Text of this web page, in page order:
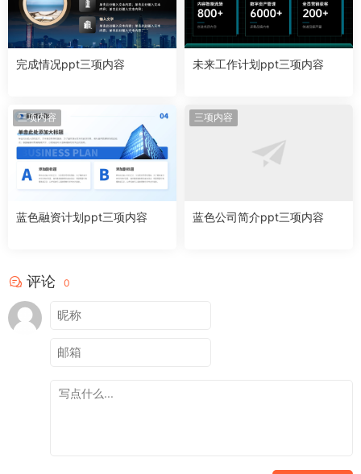
完成情况ppt三项内容 未来工作计划ppt三项内容
三项内容
蓝色融资计划ppt三项内容
三项内容
蓝色公司简介ppt三项内容
评论 0